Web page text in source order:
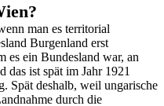
man es territorial
Burgenland erst
es ein Bundesland war, an
das ist spät im Jahr 1921
Spät deshalb, weil ungarische
durch die